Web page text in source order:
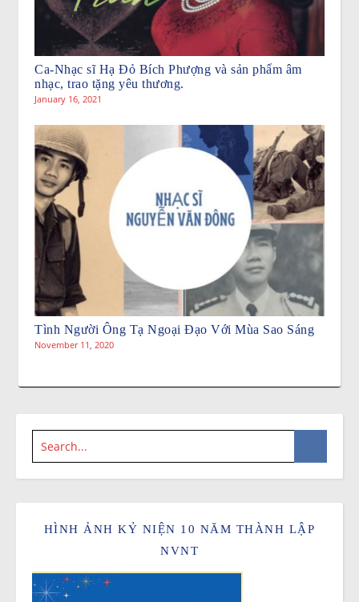
Ca-Nhạc sĩ Hạ Đỏ Bích Phượng và sản phẩm âm
nhạc, trao tặng yêu thương.
January 16, 2021
Tình Người Ông Tạ Ngoại Đạo Với Mùa Sao Sáng
November 11, 2020
HÌNH ẢNH KỶ NIỆN 10 NĂM THÀNH LẬP
NVNT